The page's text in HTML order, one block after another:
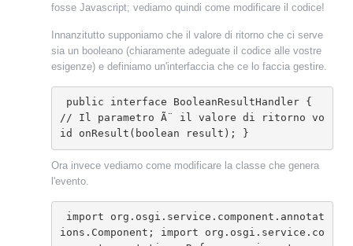
fosse Javascript; vediamo quindi come modificare il codice!
Innanzitutto supponiamo che il valore di ritorno che ci serve
sia un booleano (chiaramente adeguate il codice alle vostre
esigenze) e definiamo un'interfaccia che ce lo faccia gestire.
// Il parametro Ã¨ il valore di ritorno vo
id onResult(boolean result); }
Ora invece vediamo come modificare la classe che genera
l'evento.
ions.Component; import org.osgi.service.co